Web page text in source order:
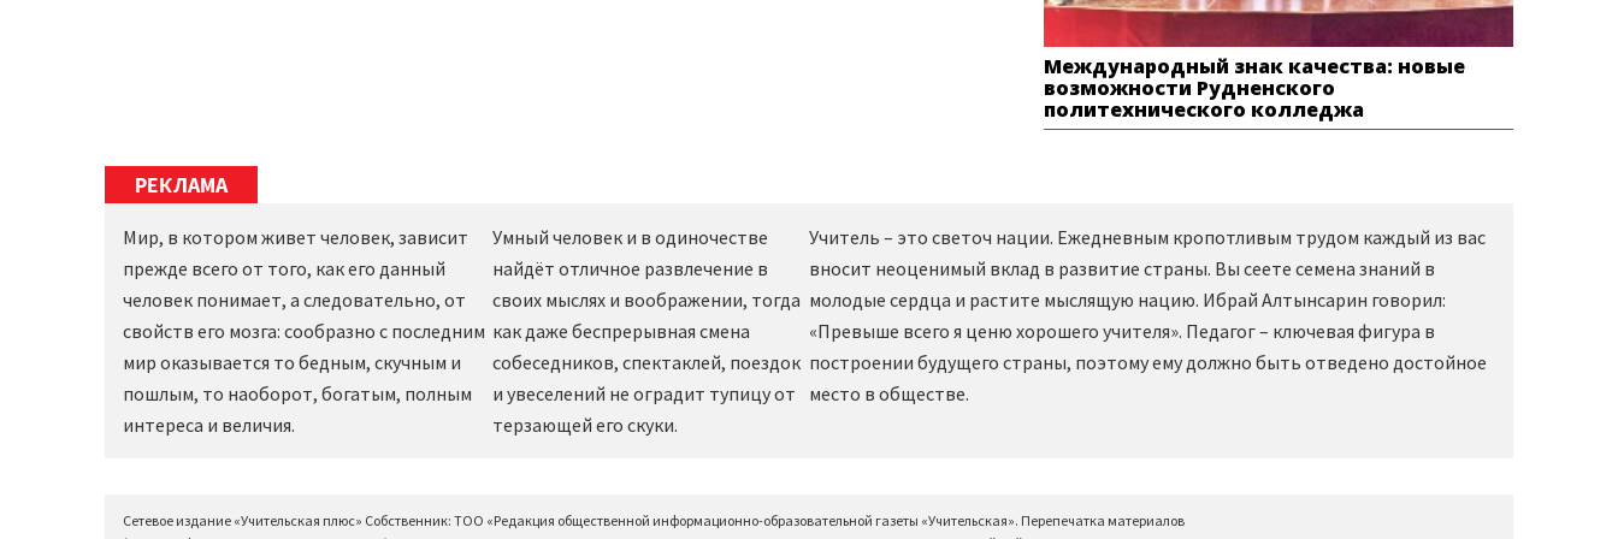
Международный знак качества: новые
возможности Рудненского
политехнического колледжа
РЕКЛАМА
Мир, в котором живет человек, зависит
прежде всего от того, как его данный
человек понимает, а следовательно, от
свойств его мозга: сообразно с последним
мир оказывается то бедным, скучным и
пошлым, то наоборот, богатым, полным
интереса и величия.
Умный человек и в одиночестве
найдёт отличное развлечение в
своих мыслях и воображении, тогда
как даже беспрерывная смена
собеседников, спектаклей, поездок
и увеселений не оградит тупицу от
терзающей его скуки.
Учитель – это светоч нации. Ежедневным кропотливым трудом каждый из вас
вносит неоценимый вклад в развитие страны. Вы сеете семена знаний в
молодые сердца и растите мыслящую нацию. Ибрай Алтынсарин говорил:
«Превыше всего я ценю хорошего учителя». Педагог – ключевая фигура в
построении будущего страны, поэтому ему должно быть отведено достойное
место в обществе.
Сетевое издание «Учительская плюс» Собственник: ТОО «Редакция общественной информационно-образовательной газеты «Учительская». Перепечатка материалов